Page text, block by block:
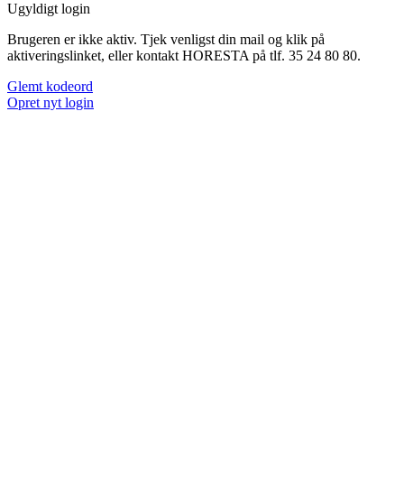
Ugyldigt login
Brugeren er ikke aktiv. Tjek venligst din mail og klik på
aktiveringslinket, eller kontakt HORESTA på tlf. 35 24 80 80.
Glemt kodeord
Opret nyt login